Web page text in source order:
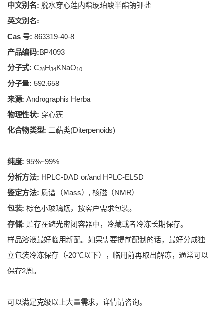
中文别名: 脱水穿心莲内酯琥珀酸半酯钠钾盐
英文别名:
Cas 号: 863319-40-8
产品编码:BP4093
分子式: C28H34KNaO10
分子量: 592.658
来源: Andrographis Herba
物理性状: 穿心莲
化合物类型: 二萜类(Diterpenoids)
纯度: 95%~99%
分析方法: HPLC-DAD or/and HPLC-ELSD
鉴定方法: 质谱（Mass）, 核磁（NMR）
包装: 棕色小玻璃瓶，按客户需求包装。
存储: 贮存在避光密闭容器中，冷藏或者冷冻长期保存。
样品溶液最好临用新配。如果需要提前配制的话，最好分成独
立包装冷冻保存（-20℃以下），临用前再取出解冻，通常可以
保存2周。
可以满足克级以上大量需求，详情请咨询。